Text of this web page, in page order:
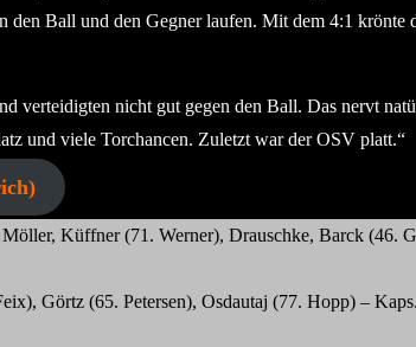
den Ball und den Gegner laufen. Mit dem 4:1 krönte
verteidigten nicht gut gegen den Ball. Das nervt
und viele Torchancen. Zuletzt war der OSV platt.“
Küffner (71. Werner), Drauschke, Barck (46.
Görtz (65. Petersen), Osdautaj (77. Hopp) – Kaps.